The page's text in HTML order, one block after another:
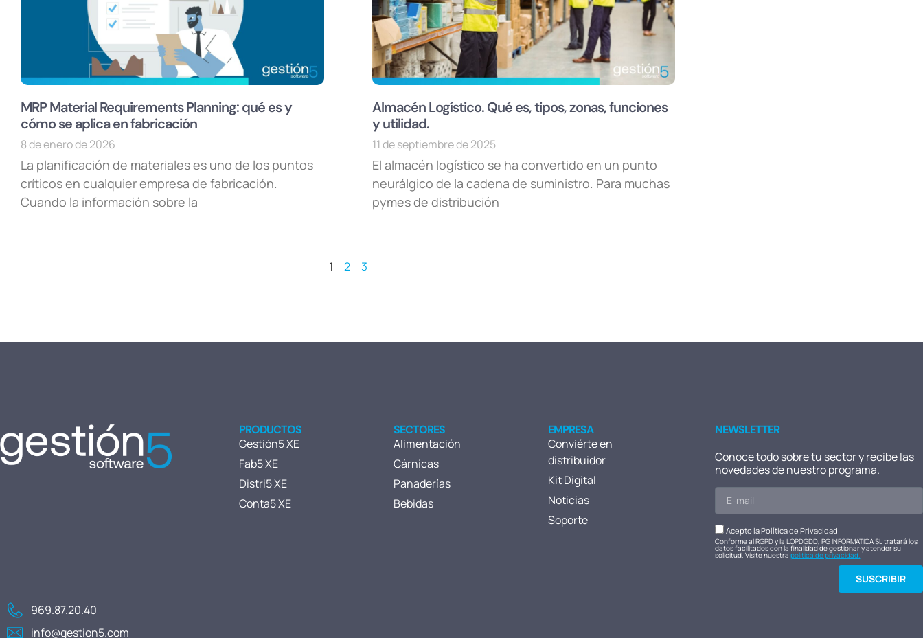
MRP Material Requirements Planning: qué es y
cómo se aplica en fabricación
8 de enero de 2026
La planificación de materiales es uno de los puntos
críticos en cualquier empresa de fabricación.
Cuando la información sobre la
Almacén Logístico. Qué es, tipos, zonas, funciones
y utilidad.
11 de septiembre de 2025
El almacén logístico se ha convertido en un punto
neurálgico de la cadena de suministro. Para muchas
pymes de distribución
1 2 3
PRODUCTOS
Gestión5 XE
Fab5 XE
Distri5 XE
Conta5 XE
SECTORES
Alimentación
Cárnicas
Panaderías
Bebidas
EMPRESA
Conviérte en
distribuidor
Kit Digital
Noticias
Soporte
NEWSLETTER
Conoce todo sobre tu sector y recibe las
novedades de nuestro programa.
Acepto la Política de Privacidad
Conforme al RGPD y la LOPDGDD, PG INFORMÁTICA SL tratará los
datos facilitados con la finalidad de gestionar y atender su
solicitud. Visite nuestra política de privacidad.
SUSCRIBIR
969.87.20.40
info@gestion5.com